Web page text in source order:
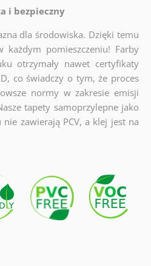
i bezpieczny
dla środowiska. Dzięki temu
każdym pomieszczeniu! Farby
otrzymały nawet certyfikaty
co świadczy o tym, że proces
normy w zakresie emisji
tapety samoprzylepne jako
zawierają PCV, a klej jest na